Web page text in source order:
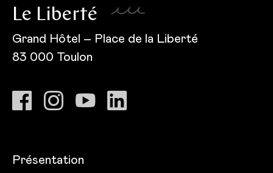
Le Liberté
Grand Hôtel – Place de la Liberté
83 000 Toulon
Présentation